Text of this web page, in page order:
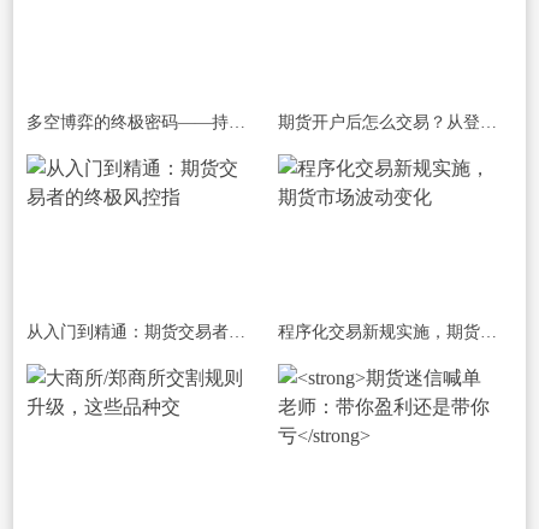
多空博弈的终极密码——持仓量与K线形态 期货开户后怎么交易？从登录软件到首笔
从入门到精通：期货交易者的终极风控指 程序化交易新规实施，期货市场波动变化